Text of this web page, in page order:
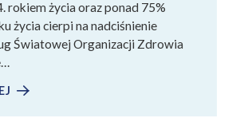
rokiem życia oraz ponad 75%
życia cierpi na nadciśnienie
Światowej Organizacji Zdrowia